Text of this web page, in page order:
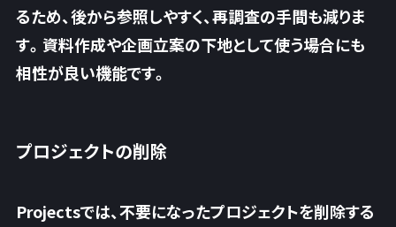
るため、後から参照しやすく、再調査の手間も減りま
す。資料作成や企画立案の下地として使う場合にも
相性が良い機能です。
プロジェクトの削除
Projectsでは、不要になったプロジェクトを削除する